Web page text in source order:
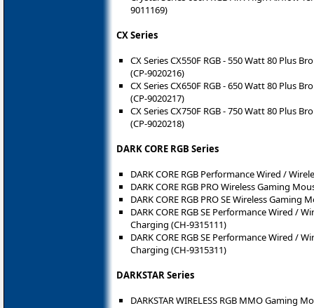
9011169)
CX Series
CX Series CX550F RGB - 550 Watt 80 Plus
(CP-9020216)
CX Series CX650F RGB - 650 Watt 80 Plus
(CP-9020217)
CX Series CX750F RGB - 750 Watt 80 Plus
(CP-9020218)
DARK CORE RGB Series
DARK CORE RGB Performance Wired /
DARK CORE RGB PRO Wireless Gaming
DARK CORE RGB PRO SE Wireless Gaming
DARK CORE RGB SE Performance Wired /
Charging (CH-9315111)
DARK CORE RGB SE Performance Wired /
Charging (CH-9315311)
DARKSTAR Series
DARKSTAR WIRELESS RGB MMO Gaming